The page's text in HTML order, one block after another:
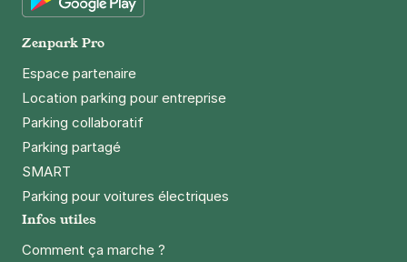
Zenpark Pro
Espace partenaire
Location parking pour entreprise
Parking collaboratif
Parking partagé
SMART
Parking pour voitures électriques
Infos utiles
Comment ça marche ?